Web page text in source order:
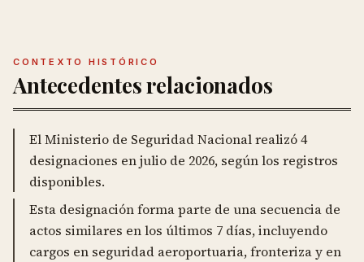
CONTEXTO HISTÓRICO
Antecedentes relacionados
El Ministerio de Seguridad Nacional realizó 4
designaciones en julio de 2026, según los registros
disponibles.
Esta designación forma parte de una secuencia de
actos similares en los últimos 7 días, incluyendo
cargos en seguridad aeroportuaria, fronteriza y en